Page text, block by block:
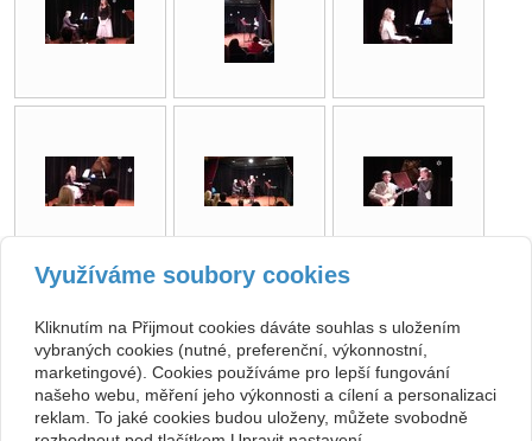
Kontakt
Základní umělecká škola
Komenského 189, 27101
Nové Strašecí
+420 313 572 441
info@zusnovestraseci.cz
Využíváme soubory cookies
Kliknutím na Přijmout cookies dáváte souhlas s uložením
vybraných cookies (nutné, preferenční, výkonnostní,
marketingové). Cookies používáme pro lepší fungování
našeho webu, měření jeho výkonnosti a cílení a personalizaci
reklam. To jaké cookies budou uloženy, můžete svobodně